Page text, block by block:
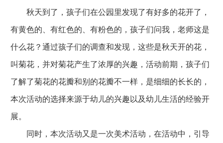
秋天到了，孩子们在公园里发现了有好多的花开了，
有黄色的、有红色的、有粉色的，孩子们问我，老师这是
什么花？通过孩子们的调查和发现，这些是秋天开的花，
叫菊花，并对菊花产生了浓厚的兴趣，活动前期，孩子们
了解了菊花的花瓣和别的花瓣不一样，是细细的长长的，
本次活动的选择来源于幼儿的兴趣以及幼儿生活的经验开
展。
同时，本次活动又是一次美术活动，在活动中，引导